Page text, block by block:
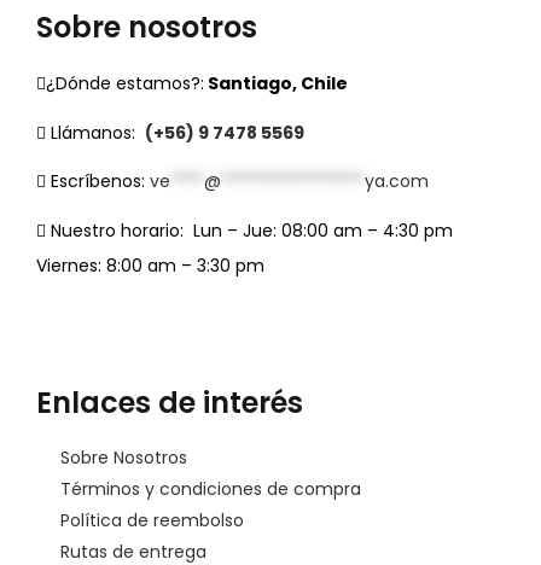
Sobre nosotros
¿Dónde estamos?: Santiago, Chile
Llámanos: (+56) 9 7478 5569
Escríbenos: ve @ ya.com
Nuestro horario: Lun – Jue: 08:00 am – 4:30 pm
Viernes: 8:00 am – 3:30 pm
Enlaces de interés
Sobre Nosotros
Términos y condiciones de compra
Política de reembolso
Rutas de entrega